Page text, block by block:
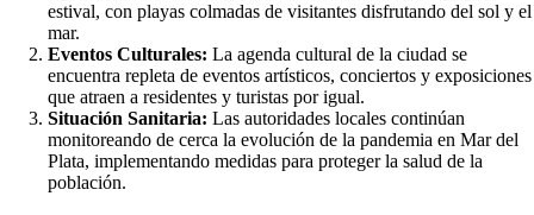
estival, con playas colmadas de visitantes disfrutando del sol y el
mar.
Eventos Culturales: La agenda cultural de la ciudad se
encuentra repleta de eventos artísticos, conciertos y exposiciones
que atraen a residentes y turistas por igual.
Situación Sanitaria: Las autoridades locales continúan
monitoreando de cerca la evolución de la pandemia en Mar del
Plata, implementando medidas para proteger la salud de la
población.